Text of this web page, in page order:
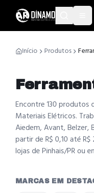
Início Produtos
Encontre 130 produtos
Materiais Elétricos.
Aiedem, Avant, Belzer,
partir de R$ 0,10 até
lojas de Pinhais/PR ou
MARCAS EM